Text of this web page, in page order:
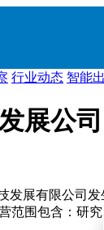
行业动态 智能
展公
展有限公司
范围包含：研